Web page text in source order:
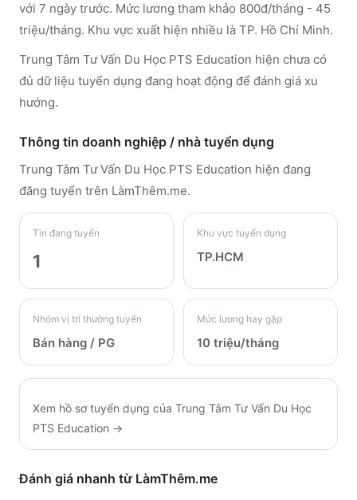
với 7 ngày trước. Mức lương tham khảo 800đ/tháng - 45
triệu/tháng. Khu vực xuất hiện nhiều là TP. Hồ Chí Minh.
Trung Tâm Tư Vấn Du Học PTS Education hiện chưa có
đủ dữ liệu tuyển dụng đang hoạt động để đánh giá xu
hướng.
Thông tin doanh nghiệp / nhà tuyển dụng
Trung Tâm Tư Vấn Du Học PTS Education hiện đang
đăng tuyển trên LàmThêm.me.
Tin đang tuyển
1
Khu vực tuyển dụng
TP.HCM
Nhóm vị trí thường tuyển
Bán hàng / PG
Mức lương hay gặp
10 triệu/tháng
Xem hồ sơ tuyển dụng của Trung Tâm Tư Vấn Du Học
PTS Education →
Đánh giá nhanh từ LàmThêm.me